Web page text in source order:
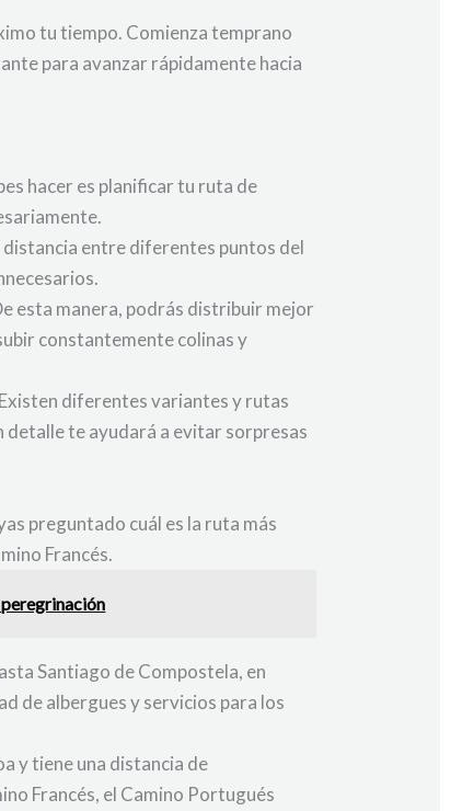
tu tiempo. Comienza temprano
para avanzar rápidamente hacia
hacer es planificar tu ruta de
entre diferentes puntos del
esta manera, podrás distribuir mejor
constantemente colinas y
diferentes variantes y rutas
te ayudará a evitar sorpresas
preguntado cuál es la ruta más
Francés.
Santiago de Compostela, en
de albergues y servicios para los
y tiene una distancia de
Francés, el Camino Portugués